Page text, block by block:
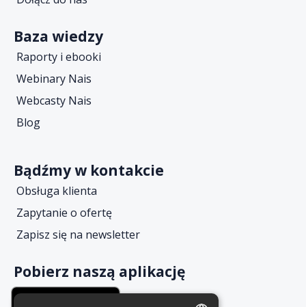
Baza wiedzy
Raporty i ebooki
Webinary Nais
Webcasty Nais
Blog
Bądźmy w kontakcie
Obsługa klienta
Zapytanie o ofertę
Zapisz się na newsletter
Pobierz naszą aplikację